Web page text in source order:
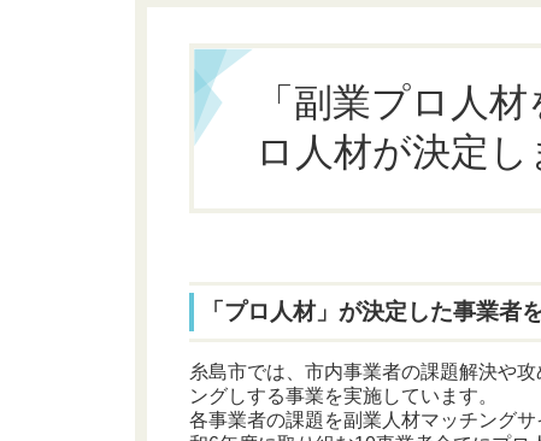
「副業プロ人
ロ人材が決定し
「プロ人材」が決定した事業者
糸島市では、市内事業者の課題解決や
ングしする事業を実施しています。
各事業者の課題を副業人材マッチング